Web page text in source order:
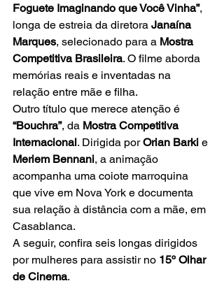
Foguete Imaginando que Você Vinha”,
longa de estreia da diretora Janaína
Marques, selecionado para a Mostra
Competitiva Brasileira. O filme aborda
memórias reais e inventadas na
relação entre mãe e filha.
Outro título que merece atenção é
“Bouchra”, da Mostra Competitiva
Internacional. Dirigida por Orian Barki e
Meriem Bennani, a animação
acompanha uma coiote marroquina
que vive em Nova York e documenta
sua relação à distância com a mãe, em
Casablanca.
A seguir, confira seis longas dirigidos
por mulheres para assistir no 15º Olhar
de Cinema.